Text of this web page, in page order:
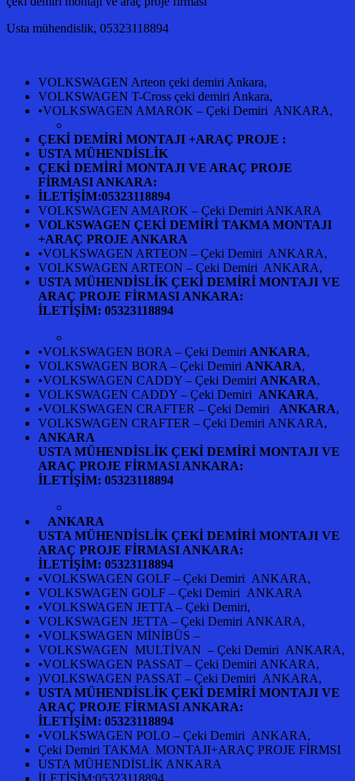
Usta mühendislik, 05323118894
VOLKSWAGEN Arteon çeki demiri Ankara,
VOLKSWAGEN T-Cross çeki demiri Ankara,
•VOLKSWAGEN AMAROK – Çeki Demiri ANKARA,
ÇEKİ DEMİRİ MONTAJI +ARAÇ PROJE :
USTA MÜHENDİSLİK
ÇEKİ DEMİRİ MONTAJI VE ARAÇ PROJE
FİRMASI ANKARA:
İLETİŞİM:05323118894
VOLKSWAGEN AMAROK – Çeki Demiri ANKARA
VOLKSWAGEN ÇEKİ DEMİRİ TAKMA MONTAJI
+ARAÇ PROJE ANKARA
•VOLKSWAGEN ARTEON – Çeki Demiri ANKARA,
VOLKSWAGEN ARTEON – Çeki Demiri ANKARA,
USTA MÜHENDİSLİK ÇEKİ DEMİRİ MONTAJI VE
ARAÇ PROJE FİRMASI ANKARA:
İLETİŞİM: 05323118894
•VOLKSWAGEN BORA – Çeki Demiri ANKARA,
VOLKSWAGEN BORA – Çeki Demiri ANKARA,
•VOLKSWAGEN CADDY – Çeki Demiri ANKARA,
VOLKSWAGEN CADDY – Çeki Demiri ANKARA,
•VOLKSWAGEN CRAFTER – Çeki Demiri ANKARA,
VOLKSWAGEN CRAFTER – Çeki Demiri ANKARA,
ANKARA
USTA MÜHENDİSLİK ÇEKİ DEMİRİ MONTAJI VE
ARAÇ PROJE FİRMASI ANKARA:
İLETİŞİM: 05323118894
ANKARA
USTA MÜHENDİSLİK ÇEKİ DEMİRİ MONTAJI VE
ARAÇ PROJE FİRMASI ANKARA:
İLETİŞİM: 05323118894
•VOLKSWAGEN GOLF – Çeki Demiri ANKARA,
VOLKSWAGEN GOLF – Çeki Demiri ANKARA
•VOLKSWAGEN JETTA – Çeki Demiri,
VOLKSWAGEN JETTA – Çeki Demiri ANKARA,
•VOLKSWAGEN MİNİBÜS –
VOLKSWAGEN MULTİVAN – Çeki Demiri ANKARA,
•VOLKSWAGEN PASSAT – Çeki Demiri ANKARA,
)VOLKSWAGEN PASSAT – Çeki Demiri ANKARA,
USTA MÜHENDİSLİK ÇEKİ DEMİRİ MONTAJI VE
ARAÇ PROJE FİRMASI ANKARA:
İLETİŞİM: 05323118894
•VOLKSWAGEN POLO – Çeki Demiri ANKARA,
Çeki Demiri TAKMA MONTAJI+ARAÇ PROJE FİRMSI
USTA MÜHENDİSLİK ANKARA